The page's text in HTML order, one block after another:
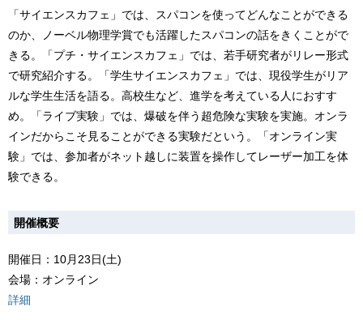
「サイエンスカフェ」では、スパコンを使ってどんなことができる
のか、ノーベル物理学賞でも活躍したスパコンの話をきくことがで
きる。「プチ・サイエンスカフェ」では、若手研究者がリレー形式
で研究紹介する。「学生サイエンスカフェ」では、現役学生がリア
ルな学生生活を語る。高校生など、進学を考えている人におすす
め。「ライブ実験」では、爆破を伴う超危険な実験を実施。オンラ
インだからこそ見ることができる実験だという。「オンライン実
験」では、参加者がネット越しに装置を操作してレーザー加工を体
験できる。
開催概要
開催日：10月23日(土)
会場：オンライン
詳細